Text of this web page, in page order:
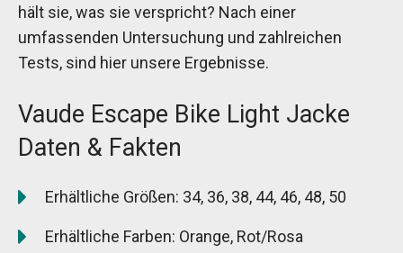
hält sie, was sie verspricht? Nach einer
umfassenden Untersuchung und zahlreichen
Tests, sind hier unsere Ergebnisse.
Vaude Escape Bike Light Jacke
Daten & Fakten
Erhältliche Größen: 34, 36, 38, 44, 46, 48, 50
Erhältliche Farben: Orange, Rot/Rosa